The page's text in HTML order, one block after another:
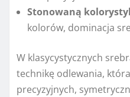
Stonowaną
kolorów, dominacja
W klasycystycznych
technikę odlewania,
precyzyjnych,